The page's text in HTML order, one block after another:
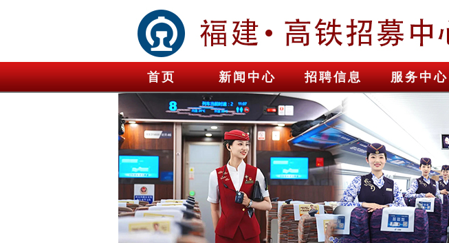
首页 新闻中心 招聘信息 服务中心